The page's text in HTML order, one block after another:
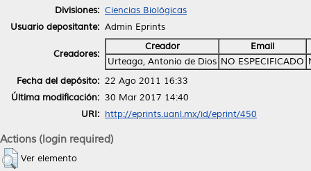
Divisiones: Ciencias Biológicas
Usuario depositante: Admin Eprints
Creadores:
Creador
Email
Urteaga, Antonio de Dios NO ESPECIFICADO
Fecha del depósito: 22 Ago 2011 16:33
Última modificación: 30 Mar 2017 14:40
URI: http://eprints.uanl.mx/id/eprint/450
Actions (login required)
Ver elemento